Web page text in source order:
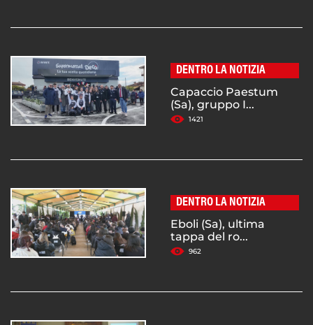
DENTRO LA NOTIZIA
Capaccio Paestum
(Sa), gruppo I...
1421
DENTRO LA NOTIZIA
Eboli (Sa), ultima
tappa del ro...
962